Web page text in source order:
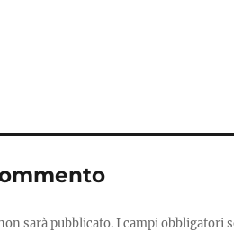
sarà pubblicato.I campi obbligatori